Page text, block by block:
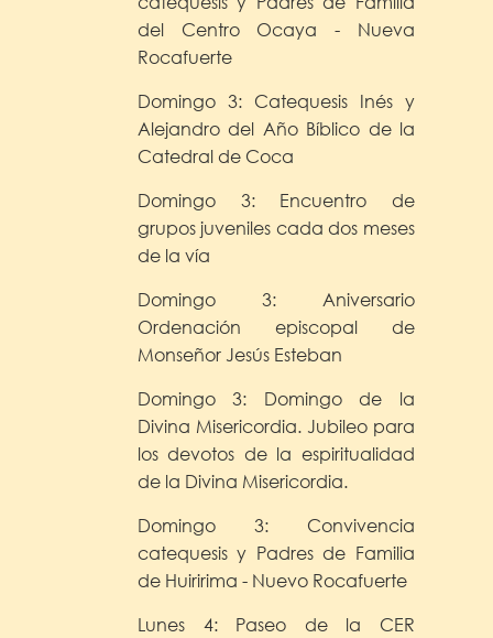
del Centro Ocaya - Nueva
Rocafuerte
Domingo 3: Catequesis Inés y
Alejandro del Año Bíblico de la
Catedral de Coca
Domingo 3: Encuentro de
grupos juveniles cada dos meses
de la vía
Domingo 3: Aniversario
Ordenación episcopal de
Monseñor Jesús Esteban
Domingo 3: Domingo de la
Divina Misericordia. Jubileo para
los devotos de la espiritualidad
de la Divina Misericordia.
Domingo 3: Convivencia
catequesis y Padres de Familia
de Huiririma - Nuevo Rocafuerte
Lunes 4: Paseo de la CER